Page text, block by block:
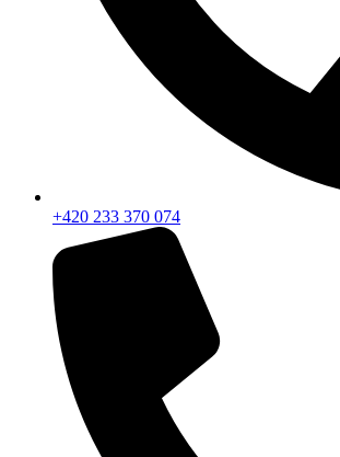
+420 233 370 074